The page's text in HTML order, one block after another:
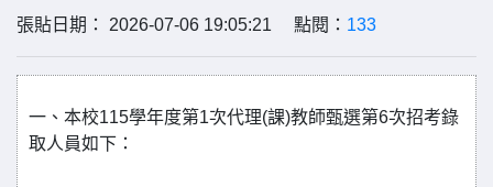
張貼日期： 2026-07-06 19:05:21 點閱： 133
一、本校115學年度第1次代理(課)教師甄選第6次招考錄
取人員如下：